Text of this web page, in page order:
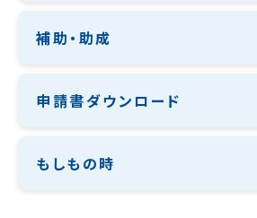
補助・助成
申請書ダウンロード
もしもの時